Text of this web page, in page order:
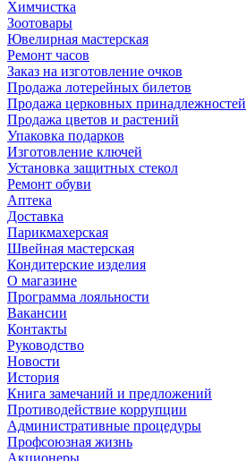
Химчистка
Зоотовары
Ювелирная мастерская
Ремонт часов
Заказ на изготовление очков
Продажа лотерейных билетов
Продажа церковных принадлежностей
Продажа цветов и растений
Упаковка подарков
Изготовление ключей
Установка защитных стекол
Ремонт обуви
Аптека
Доставка
Парикмахерская
Швейная мастерская
Кондитерские изделия
О магазине
Программа лояльности
Вакансии
Контакты
Руководство
Новости
История
Книга замечаний и предложений
Противодействие коррупции
Административные процедуры
Профсоюзная жизнь
Акционеры